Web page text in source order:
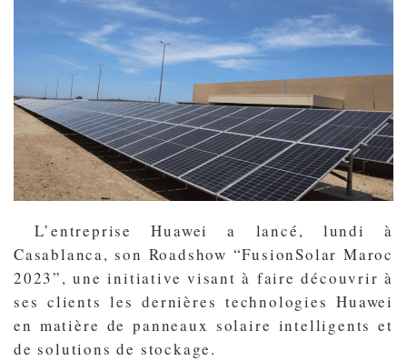
L’entreprise Huawei a lancé, lundi à
Casablanca, son Roadshow “FusionSolar Maroc
2023”, une initiative visant à faire découvrir à
ses clients les dernières technologies Huawei
en matière de panneaux solaire intelligents et
de solutions de stockage.